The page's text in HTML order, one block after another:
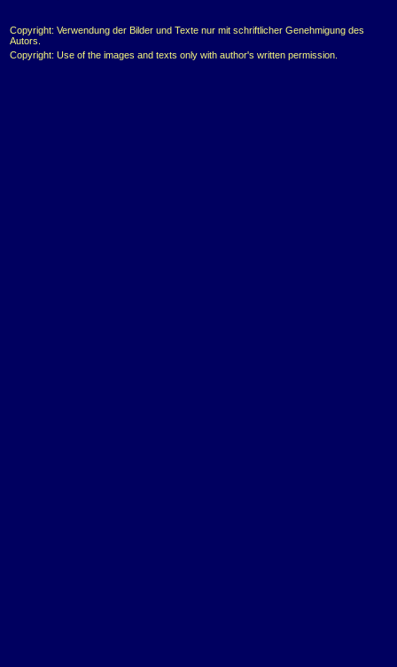
Copyright: Verwendung der Bilder und Texte nur mit schriftlicher Genehmigung des
Autors.
Copyright: Use of the images and texts only with author's written permission.